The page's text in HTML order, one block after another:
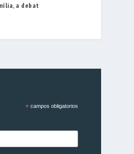
a debat
*campos obligatorios